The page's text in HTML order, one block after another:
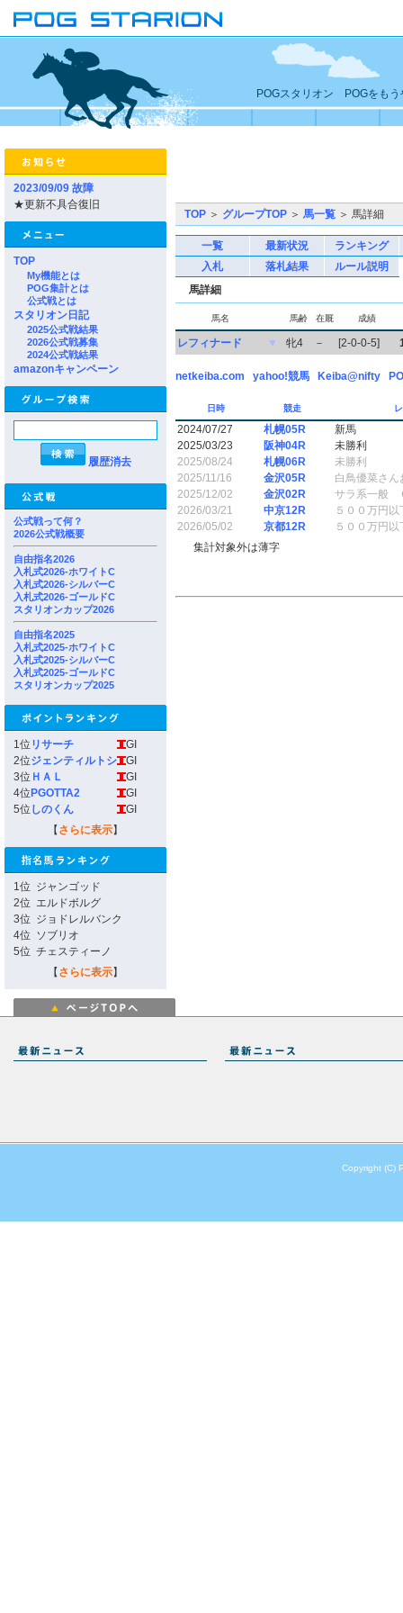
POGスタリオン POGをもう
2023/09/09 故障
★更新不具合復旧
TOP
My機能とは
POG集計とは
公式戦とは
スタリオン日記
2025公式戦結果
2026公式戦募集
2024公式戦結果
amazonキャンペーン
履歴消去
公式戦って何？
2026公式戦概要
自由指名2026
入札式2026-ホワイトC
入札式2026-シルバーC
入札式2026-ゴールドC
スタリオンカップ2026
自由指名2025
入札式2025-ホワイトC
入札式2025-シルバーC
入札式2025-ゴールドC
スタリオンカップ2025
1位 リサーチ
GI
2位ジェンティルトシ
GI
3位 ＨＡＬ
GI
4位 PGOTTA2
GI
5位 しのくん
GI
【 さらに表示】
1位 ジャンゴッド
2位 エルドボルグ
3位 ジョドレルバンク
4位 ソブリオ
5位 チェスティーノ
【 さらに表示】
TOP ＞ グループTOP ＞ 馬一覧 ＞ 馬詳細
一覧 最新状況
ランキング
入札
落札結果
ルール説明
馬詳細
馬名 馬齢 在厩 成績
レフィナード ▼ 牝4 － [2-0-0-5]
netkeiba.com yahoo!競馬 Keiba@nifty
日時 競走
2024/07/27 札幌05R
新馬
2025/03/23
阪神04R
未勝利
2025/08/24
札幌06R
未勝利
2025/11/16
金沢05R
白鳥優菜さん
2025/12/02
金沢02R
サラ系一般
2026/03/21
中京12R
５００万円以
2026/05/02
京都12R
５００万円以
集計対象外は薄字
Copyright (C)